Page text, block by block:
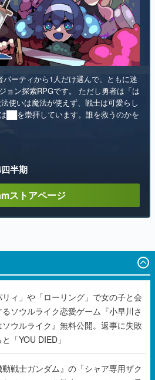
パーティから1人だけ選んで、ともに迷
ョン探索RPGです。 ただし勇者は「は
使いは魔法が使えず、戦士は可愛らし
半期
リィ」や「ローリング」で女の子と会
るソウルライク恋愛ゲーム『小早川さ
ソウルライク』無料公開。返事に失敗
と「YOU DIED」
動戦士ガンダム』の「シャア専用ザク
イメージした散水ホースリールが予
始。本体にはシャアのパーソナルマー
ジオン公国軍のエンブレム、型式番号